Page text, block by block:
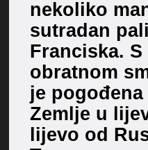
nekoliko
sutradan
Franciska.
obratnom
je
Zemlje u
lijevo od